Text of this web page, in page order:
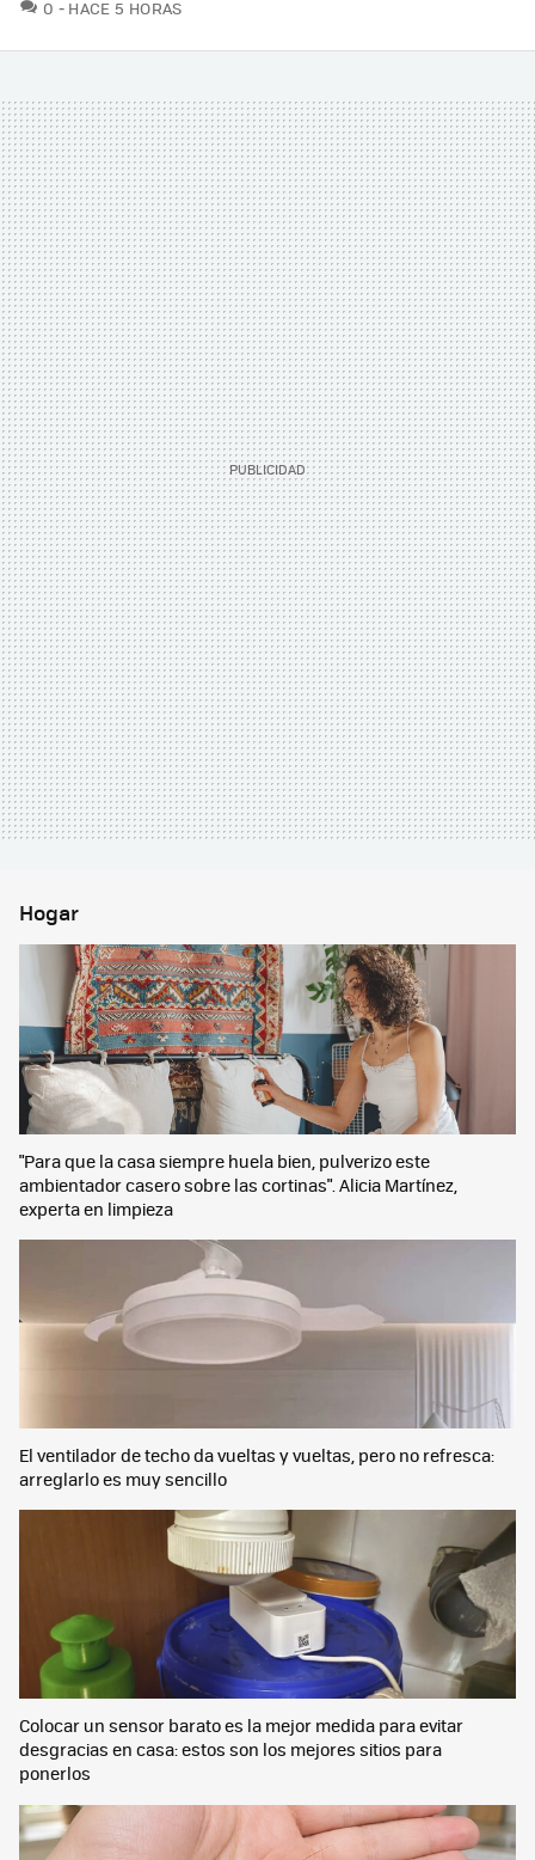
0 COMENTARIOS
HACE 5 HORAS
Hogar
"Para que la casa siempre huela bien, pulverizo este
ambientador casero sobre las cortinas". Alicia Martínez,
experta en limpieza
El ventilador de techo da vueltas y vueltas, pero no refresca:
arreglarlo es muy sencillo
Colocar un sensor barato es la mejor medida para evitar
desgracias en casa: estos son los mejores sitios para
ponerlos